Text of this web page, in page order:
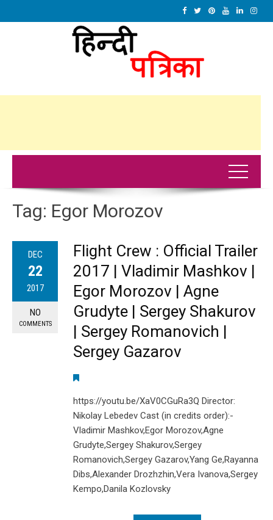
Tag: Egor Morozov
DEC
22
2017
NO
COMMENTS
Flight Crew : Official Trailer
2017 | Vladimir Mashkov |
Egor Morozov | Agne
Grudyte | Sergey Shakurov
| Sergey Romanovich |
Sergey Gazarov
https://youtu.be/XaV0CGuRa3Q Director:
Nikolay Lebedev Cast (in credits order):-
Vladimir Mashkov,Egor Morozov,Agne
Grudyte,Sergey Shakurov,Sergey
Romanovich,Sergey Gazarov,Yang Ge,Rayanna
Dibs,Alexander Drozhzhin,Vera Ivanova,Sergey
Kempo,Danila Kozlovsky